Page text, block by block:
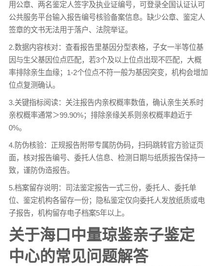
用公章、两名鉴定人签字及执业证编号，可登录全国认证认可
公共服务平台输入报告编号核验备案信息。缺少公章、鉴定人
签章的文书无法用于落户、法院举证。
2.数据内容核对：查看报告里基因分型表格，子女一半等位基
因与生父基因位点匹配，若3个及以上位点出现不匹配，大概
率排除亲生血缘；1-2个位点不符一般为基因突变，机构会增加
位点复测确认。
3.关键指标阅读：关注报告内亲权概率数值，确认亲生关系时
亲权概率通常＞99.90%；排除亲缘关系则亲权概率趋近于
0%。
4.防伪核验：正规报告附带专属防伪码，扫码跳转官方验证页
面，核对报告编号、委托人信息、检测日期与纸质报告保持一
致，谨防伪造报告。
5.档案留存说明：司法鉴定报告一式三份，委托人、委托单
位、鉴定机构各留存一份；隐私鉴定仅向委托人发放纸质或电
子报告，机构留存电子档案5年以上。
关于海口中量琼鉴亲子鉴定
中心的常见问题解答